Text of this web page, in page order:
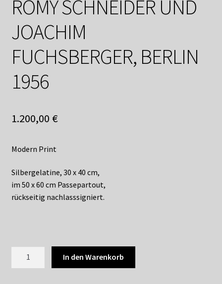
Suchservice
Versandkosten / Lieferung
Warenkorb
ROMY SCHNEIDER UND
JOACHIM
FUCHSBERGER, BERLIN
1956
1.200,00 €
Modern Print
Silbergelatine, 30 x 40 cm,
im 50 x 60 cm Passepartout,
rückseitig nachlasssigniert.
In den Warenkorb